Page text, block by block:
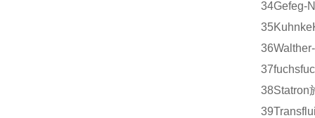
34Gefeg-
35Kuhnke
36
37fuchs
38Statron
39